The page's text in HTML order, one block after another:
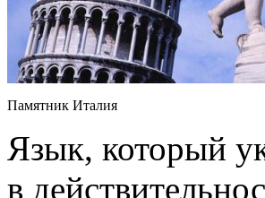
Памятник Италия
Язык, который
в